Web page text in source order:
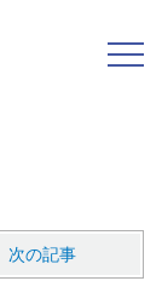
次の記事